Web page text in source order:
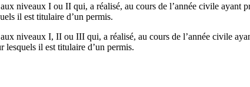
niveaux I ou II qui, a réalisé, au cours de l’année civile ayant
il est titulaire d’un permis.
niveaux I, II ou III qui, a réalisé, au cours de l’année civile
lesquels il est titulaire d’un permis.